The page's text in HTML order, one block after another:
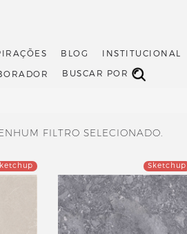
BLOG INSTITUCIONAL
BUSCAR POR
FILTRO SELECIONADO.
Sketchup